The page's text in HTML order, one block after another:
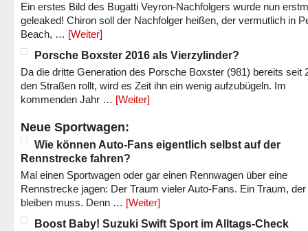
Ein erstes Bild des Bugatti Veyron-Nachfolgers wurde nun
geleaked! Chiron soll der Nachfolger heißen, der vermutlich in
Beach, … [Weiter]
Porsche Boxster 2016 als Vierzylinder?
Da die dritte Generation des Porsche Boxster (981) bereits seit
den Straßen rollt, wird es Zeit ihn ein wenig aufzubügeln. Im
kommenden Jahr … [Weiter]
Neue Sportwagen:
Wie können Auto-Fans eigentlich selbst auf der
Rennstrecke fahren?
Mal einen Sportwagen oder gar einen Rennwagen über eine
Rennstrecke jagen: Der Traum vieler Auto-Fans. Ein Traum,
bleiben muss. Denn … [Weiter]
Boost Baby! Suzuki Swift Sport im Alltags-Check